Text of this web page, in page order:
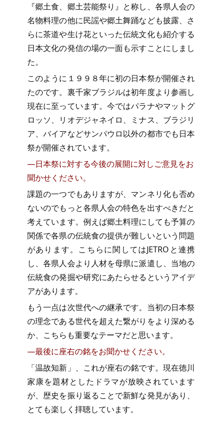
『郷土食、郷土芸能祭り』と称し、各県人会の
名物料理の他に民謡や郷土舞踊なども披露、さ
らに茶道や生け花といった伝統文化も紹介する
日本文化の発信の場の一面も示すことにしまし
た。
このように１９９８年に初の日本祭が開催され
たのです。裏千家ブラジルは初年度より参画し
現在に至っています。今ではパラナやマットグ
ロッソ、リオデジャネイロ、ミナス、ブラジリ
ア、バイアなどサンパウロ以外の都市でも日本
祭が開催されています。
―日本祭に対する今後の展開に対しご意見をお
聞かせください。
課題の一つでもありますが、マンネリ化も否め
ないのでもっと各県人会の特色を出すべきだと
考えています。例えば郷土料理にしても予算の
関係で各県の伝統食の提供が難しいという問題
があります。こちらに関してはJETROと連携
し、各県人会より人材を母県に派遣し、当地の
伝統食の発掘や研究にあたらせるというアイデ
アがあります。
もう一点は次世代への継承です。当初の日本祭
の理念である世代を超えた繋がりをより深める
か、こちらも重要なテーマだと思います。
―最後に座右の銘をお聞かせください。
「温故知新」、これが座右の銘です。現在徳川
家康を題材としたドラマが放映されています
が、歴史を振り返ることで新鮮な発見があり、
とても楽しく拝聴しています。